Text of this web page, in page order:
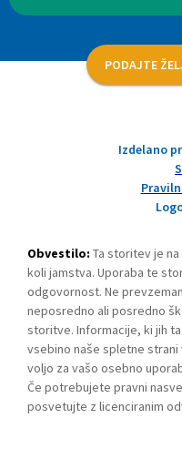
PODAJTE
Izdelano
Obvestilo: Ta storitev je
koli jamstva. Uporaba te
odgovornost. Ne
neposredno ali posredno
storitve. Informacije, ki jih
vsebino naše spletne strani
voljo za vašo osebno
Če potrebujete pravni
posvetujte z licenciranim